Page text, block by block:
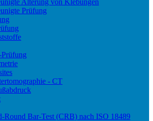
Alterung von Klebungen
Prüfung
- CT
Round Bar-Test (CRB) nach ISO 18489